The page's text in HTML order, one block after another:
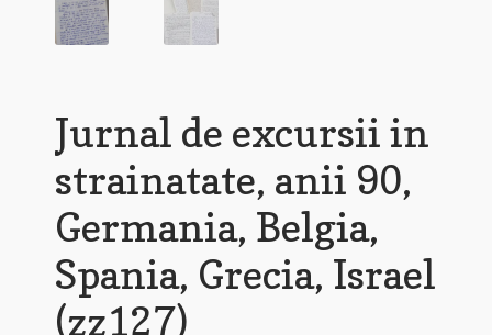
Jurnal de excursii in
strainatate, anii 90,
Germania, Belgia,
Spania, Grecia, Israel
(zz127)